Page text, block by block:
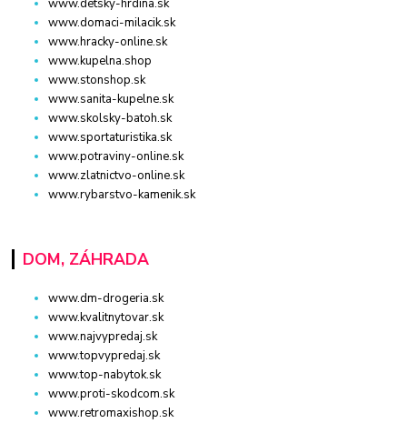
www.detsky-hrdina.sk
www.domaci-milacik.sk
www.hracky-online.sk
www.kupelna.shop
www.stonshop.sk
www.sanita-kupelne.sk
www.skolsky-batoh.sk
www.sportaturistika.sk
www.potraviny-online.sk
www.zlatnictvo-online.sk
www.rybarstvo-kamenik.sk
DOM, ZÁHRADA
www.dm-drogeria.sk
www.kvalitnytovar.sk
www.najvypredaj.sk
www.topvypredaj.sk
www.top-nabytok.sk
www.proti-skodcom.sk
www.retromaxishop.sk